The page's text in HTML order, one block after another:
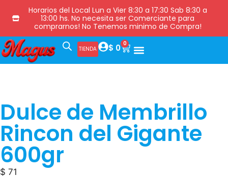
Horarios del Local Lun a Vier 8:30 a 17:30 Sab 8:30 a
13:00 hs. No necesita ser Comerciante para
comprarnos! No Tenemos minimo de Compra!
TIENDA $ 0 0
Dulce de Membrillo
Rincon del Gigante
600gr
$ 71